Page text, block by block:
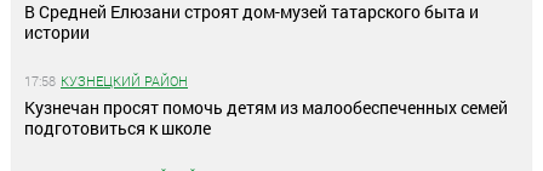
В Средней Елюзани строят дом-музей татарского быта и
истории
17:58 КУЗНЕЦКИЙ РАЙОН
Кузнечан просят помочь детям из малообеспеченных семей
подготовиться к школе